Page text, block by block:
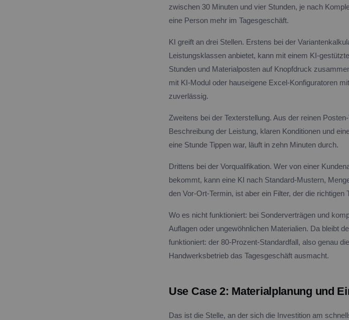
zwischen 30 Minuten und vier Stunden, je nach
eine Person mehr im Tagesgeschäft.
KI greift an drei Stellen. Erstens bei der
Leistungsklassen anbietet, kann mit einem KI-
Stunden und Materialposten auf Knopfdruck
mit KI-Modul oder hauseigene Excel-Konfiguratoren
zuverlässig.
Zweitens bei der Texterstellung. Aus der reinen
Beschreibung der Leistung, klaren Konditionen und
eine Stunde Tippen war, läuft in zehn Minuten durch.
Drittens bei der Vorqualifikation. Wer von einer
bekommt, kann eine KI nach Standard-Mustern,
den Vor-Ort-Termin, ist aber ein Filter, der die richtigen
Wo es nicht funktioniert: bei Sonderverträgen und
Auflagen oder ungewöhnlichen Materialien. Da bleibt
funktioniert: der 80-Prozent-Standardfall, also genau
Handwerksbetrieb das Tagesgeschäft ausmacht.
Use Case 2: Materialplanung und
Das ist die Stelle, an der sich die Investition am